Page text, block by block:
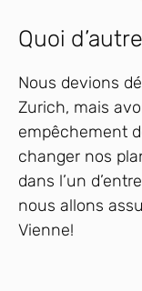
Quoi
Nous devions
Zurich, mais
empêchement
changer nos
dans l’un
nous allons
Vienne!